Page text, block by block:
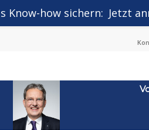
Know-how sichern: Jetzt